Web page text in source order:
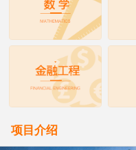
项目介绍